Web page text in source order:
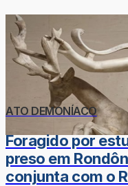
ATO DEMONÍACO
Foragido por
preso em
conjunta com o